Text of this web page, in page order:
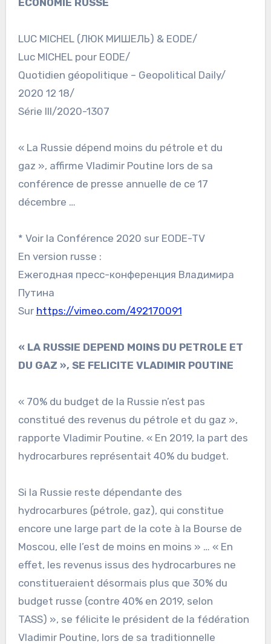
LUC MICHEL (ЛЮК МИШЕЛЬ) & EODE/
Luc MICHEL pour EODE/
Quotidien géopolitique – Geopolitical Daily/
2020 12 18/
Série III/2020-1307
« La Russie dépend moins du pétrole et du
gaz », affirme Vladimir Poutine lors de sa
conférence de presse annuelle de ce 17
décembre …
* Voir la Conférence 2020 sur EODE-TV
En version russe :
Ежегодная пресс-конференция Владимира
Путина
Sur https://vimeo.com/492170091
« LA RUSSIE DEPEND MOINS DU PETROLE ET
DU GAZ », SE FELICITE VLADIMIR POUTINE
« 70% du budget de la Russie n’est pas
constitué des revenus du pétrole et du gaz »,
rapporte Vladimir Poutine. « En 2019, la part des
hydrocarbures représentait 40% du budget.
Si la Russie reste dépendante des
hydrocarbures (pétrole, gaz), qui constitue
encore une large part de la cote à la Bourse de
Moscou, elle l’est de moins en moins » … « En
effet, les revenus issus des hydrocarbures ne
constitueraient désormais plus que 30% du
budget russe (contre 40% en 2019, selon
TASS) », se félicite le président de la fédération
Vladimir Poutine, lors de sa traditionnelle